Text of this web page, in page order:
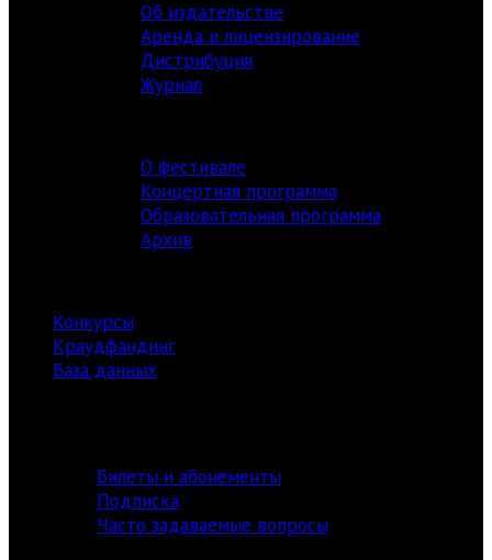
Об издательстве
Аренда и лицензирование
Дистрибуция
Журнал
О фестивале
Концертная программа
Образовательная программа
Архив
Конкурсы
Краудфандинг
База данных
Билеты и абонементы
Подписка
Часто задаваемые вопросы